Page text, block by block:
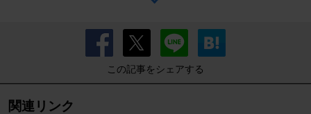
この記事をシェアする
関連リンク